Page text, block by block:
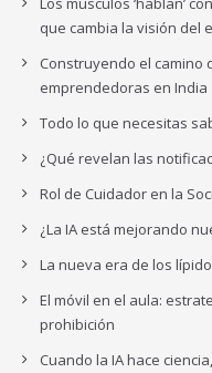
que cambia la visión del
Construyendo el camino
emprendedoras en India
Todo lo que necesitas
¿Qué revelan las
Rol de Cuidador en la
¿La IA está mejorando
La nueva era de los
El móvil en el aula:
prohibición
Cuando la IA hace